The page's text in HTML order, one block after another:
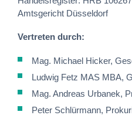
Amtsgericht Düsseldorf
Vertreten durch:
Mag. Michael Hicker,
Ludwig Fetz MAS MBA,
Mag. Andreas Urbanek,
Peter Schlürmann,